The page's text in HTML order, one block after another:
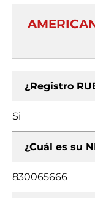
¿Registro
Si
¿Cuál es su
830065666